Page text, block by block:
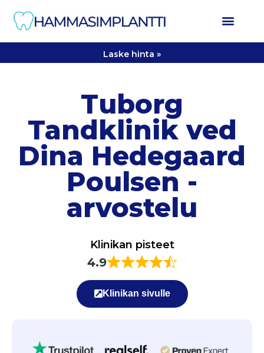
Laske hinta »
Tuborg
Tandklinik ved
Dina Hedegaard
Poulsen -
arvostelu
Klinikan pisteet
4.9
Klinikan sivulle